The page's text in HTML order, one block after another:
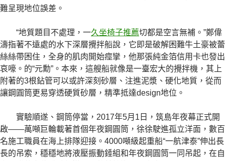
難呈現地位誤差。
“地質題目不處理，一久坐椅子推薦切都是空言無補。”鄭偉
濤指著不遠處的水下深層攪拌船說，它即是破解困難牛土豪被蕾
絲絲帶困住，全身的肌肉開始痙攣，他那張純金箔信用卡也發出
哀嚎。的“元勳”。本來，這艘船就像是一臺宏大的攪拌機，其上
附著的3根鉆管可以或許深刻砂層、注進泥漿、硬化地質，從而
讓鋼圓筒更易穿透硬質砂層，精準抵達design地位。
實驗順遂、鋼筒停當，2017年5月1日，筑島年夜幕正式開
啟——萬噸巨輪載著首個年夜鋼圓筒，徐徐駛進孤立洋面，數百
名施工職員在海上排隊迎接。4000噸級起重船“一航津泰”伸出長
長的吊索，穩穩地將液壓振動錘組和年夜鋼圓筒一同吊起，在自